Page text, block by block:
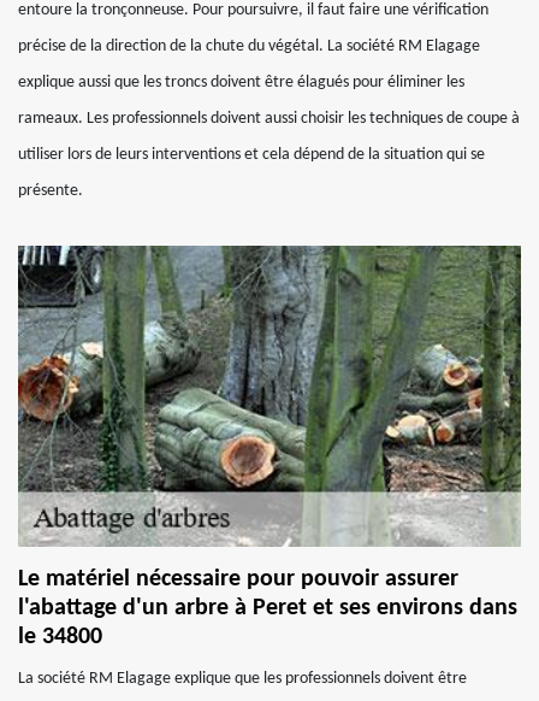
entoure la tronçonneuse. Pour poursuivre, il faut faire une vérification
précise de la direction de la chute du végétal. La société RM Elagage
explique aussi que les troncs doivent être élagués pour éliminer les
rameaux. Les professionnels doivent aussi choisir les techniques de coupe à
utiliser lors de leurs interventions et cela dépend de la situation qui se
présente.
Le matériel nécessaire pour pouvoir assurer
l'abattage d'un arbre à Peret et ses environs dans
le 34800
La société RM Elagage explique que les professionnels doivent être